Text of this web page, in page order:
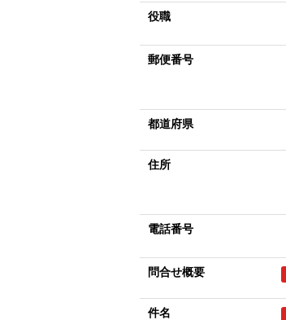
役職
郵便番号
都道府県
住所
電話番号
問合せ概要
件名